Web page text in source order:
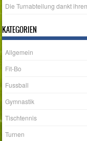
Die Turnabteilung dankt
KATEGORIEN
Allgemein
Fit-Bo
Fussball
Gymnastik
Tischtennis
Turnen